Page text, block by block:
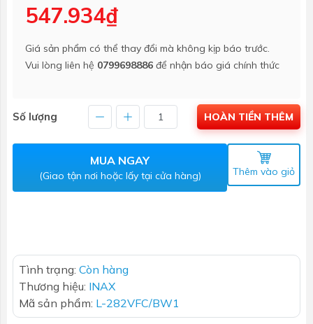
547.934₫
Giá sản phẩm có thể thay đổi mà không kịp báo trước.
Vui lòng liên hệ 0799698886 để nhận báo giá chính thức
Số lượng HOÀN TIỀN THÊM
MUA NGAY
(Giao tận nơi hoặc lấy tại cửa hàng) Thêm vào giỏ
Tình trạng: Còn hàng
Thương hiệu: INAX
Mã sản phẩm: L-282VFC/BW1